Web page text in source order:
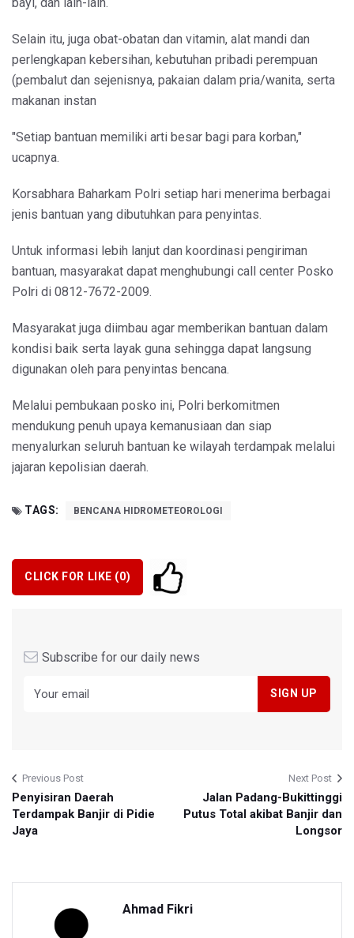
Selain itu, juga obat-obatan dan vitamin, alat mandi dan
perlengkapan kebersihan, kebutuhan pribadi perempuan
(pembalut dan sejenisnya, pakaian dalam pria/wanita, serta
makanan instan
"Setiap bantuan memiliki arti besar bagi para korban,"
ucapnya.
Korsabhara Baharkam Polri setiap hari menerima berbagai
jenis bantuan yang dibutuhkan para penyintas.
Untuk informasi lebih lanjut dan koordinasi pengiriman
bantuan, masyarakat dapat menghubungi call center Posko
Polri di 0812-7672-2009.
Masyarakat juga diimbau agar memberikan bantuan dalam
kondisi baik serta layak guna sehingga dapat langsung
digunakan oleh para penyintas bencana.
Melalui pembukaan posko ini, Polri berkomitmen
mendukung penuh upaya kemanusiaan dan siap
menyalurkan seluruh bantuan ke wilayah terdampak melalui
jajaran kepolisian daerah.
TAGS: BENCANA HIDROMETEOROLOGI
CLICK FOR LIKE (0)
Subscribe for our daily news
Previous Post
Penyisiran Daerah
Terdampak Banjir di Pidie
Jaya
Next Post
Jalan Padang-Bukittinggi
Putus Total akibat Banjir dan
Longsor
Ahmad Fikri